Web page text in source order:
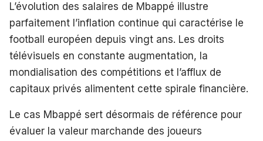
L’évolution des salaires de Mbappé illustre
parfaitement l’inflation continue qui caractérise le
football européen depuis vingt ans. Les droits
télévisuels en constante augmentation, la
mondialisation des compétitions et l’afflux de
capitaux privés alimentent cette spirale financière.
Le cas Mbappé sert désormais de référence pour
évaluer la valeur marchande des joueurs